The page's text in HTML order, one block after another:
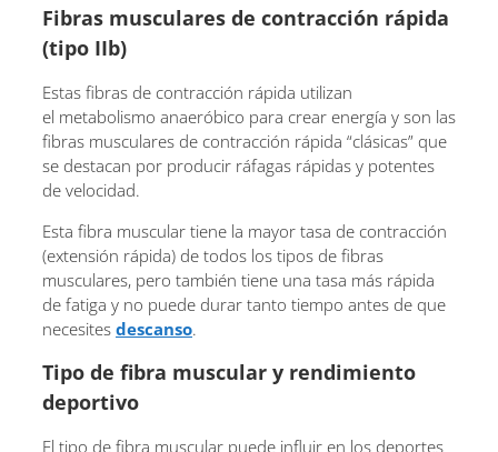
Fibras musculares de contracción rápida
(tipo IIb)
Estas fibras de contracción rápida utilizan
el metabolismo anaeróbico para crear energía y son las
fibras musculares de contracción rápida “clásicas” que
se destacan por producir ráfagas rápidas y potentes
de velocidad.
Esta fibra muscular tiene la mayor tasa de contracción
(extensión rápida) de todos los tipos de fibras
musculares, pero también tiene una tasa más rápida
de fatiga y no puede durar tanto tiempo antes de que
necesites descanso.
Tipo de fibra muscular y rendimiento
deportivo
El tipo de fibra muscular puede influir en los deportes